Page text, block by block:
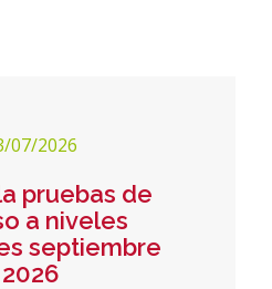
07/2026
pruebas de
a niveles
septiembre
2026